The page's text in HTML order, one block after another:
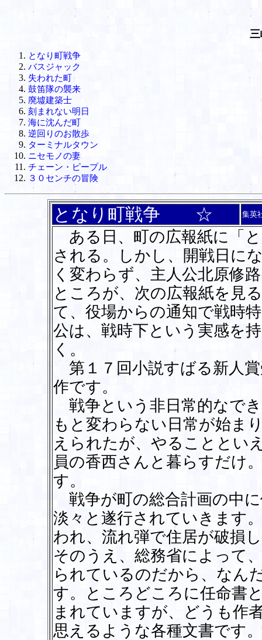
となり町戦争
バスジャック
失われた町
鼓笛隊の襲来
廃墟建築士
刻まれない明日
海に沈んだ町
逆回りのお散歩
ターミナルタウン
ニセモノの妻
チェーン・ピープル
３０センチの冒険
となり町戦争 ☆ 集英
ある日、町の広報紙に「
される。しかし、開戦日に
く変わらず、主人公北原修
ところが、次の広報紙を見
て、役場からの通知で戦時
公は、戦時下という実感を
く。
第１７回小説すばる新人
作です。
戦争という非日常的なで
もと変わらない日常が始ま
えられたが、やることとい
員の香西さんと暮らすだけ
す。
戦争が町の総合計画の中
淡々と遂行されていきます
われ、流れ弾で住居が破損
そのうえ、総務省によって
られているのだから、なん
す。ところどころに任命書
まれていますが、どうも作
思えるような各種文書です